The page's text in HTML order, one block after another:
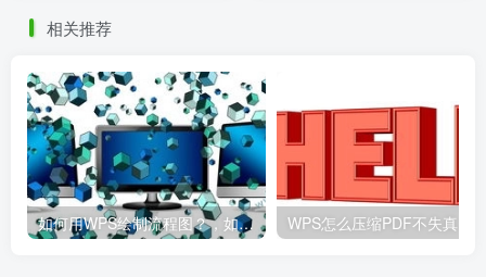
相关推荐
如何用WPS绘制流程图？，如何用wps绘制流程图并保存